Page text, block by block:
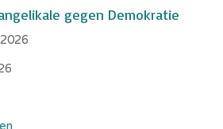
gegen Demokratie